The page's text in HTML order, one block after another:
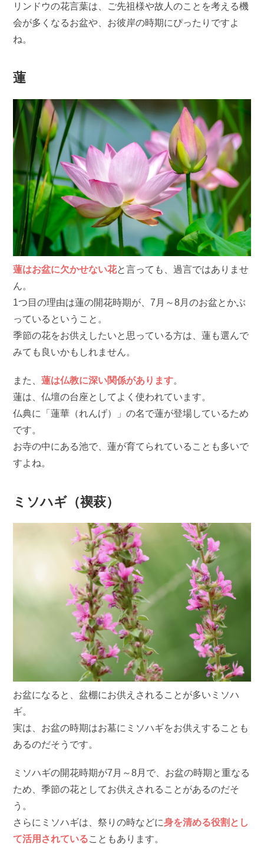
リンドウの花言葉は、ご先祖様や故人のことを考える機
会が多くなるお盆や、お彼岸の時期にぴったりですよ
ね。
蓮
蓮はお盆に欠かせない花と言っても、過言ではありませ
ん。
1つ目の理由は蓮の開花時期が、7月～8月のお盆とかぶ
っているということ。
季節の花をお供えしたいと思っている方は、蓮も選んで
みても良いかもしれません。
また、蓮は仏教に深い関係があります。
蓮は、仏壇の台座としてよく使われています。
仏典に「蓮華（れんげ）」の名で蓮が登場しているため
です。
お寺の中にある池で、蓮が育てられていることも多いで
すよね。
ミソハギ（禊萩）
お盆になると、盆棚にお供えされることが多いミソハ
ギ。
実は、お盆の時期はお墓にミソハギをお供えすることも
あるのだそうです。
ミソハギの開花時期が7月～8月で、お盆の時期と重なる
ため、季節の花としてお供えされることがあるのだそ
う。
さらにミソハギは、祭りの時などに身を清める役割とし
て活用されていることもあります。